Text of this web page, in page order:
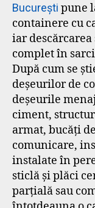
București pune
containere cu
iar
complet în
După cum se
deșeurilor de
deșeurile
ciment,
armat, bucăți
comunicare,
instalate în
sticlă și plăci
parțială sau